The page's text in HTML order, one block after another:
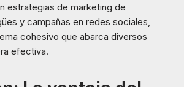
estrategias de marketing de
y campañas en redes sociales,
cohesivo que abarca diversos
efectiva.